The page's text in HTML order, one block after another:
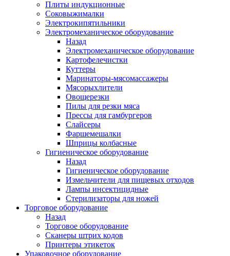
Плиты индукционные
Соковыжималки
Электрокипятильники
Электромеханическое оборудование
Назад
Электромеханическое оборудование
Картофелечистки
Куттеры
Маринаторы-мясомассажеры
Мясорыхлители
Овощерезки
Пилы для резки мяса
Прессы для гамбургеров
Слайсеры
Фаршемешалки
Шприцы колбасные
Гигиеническое оборудование
Назад
Гигиеническое оборудование
Измельчители для пищевых отходов
Лампы инсектицидные
Стерилизаторы для ножей
Торговое оборудование
Назад
Торговое оборудование
Сканеры штрих кодов
Принтеры этикеток
Упаковочное оборудование